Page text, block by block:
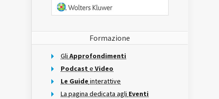
Formazione
Gli Approfondimenti
Podcast e Video
Le Guide interattive
La pagina dedicata agli Eventi